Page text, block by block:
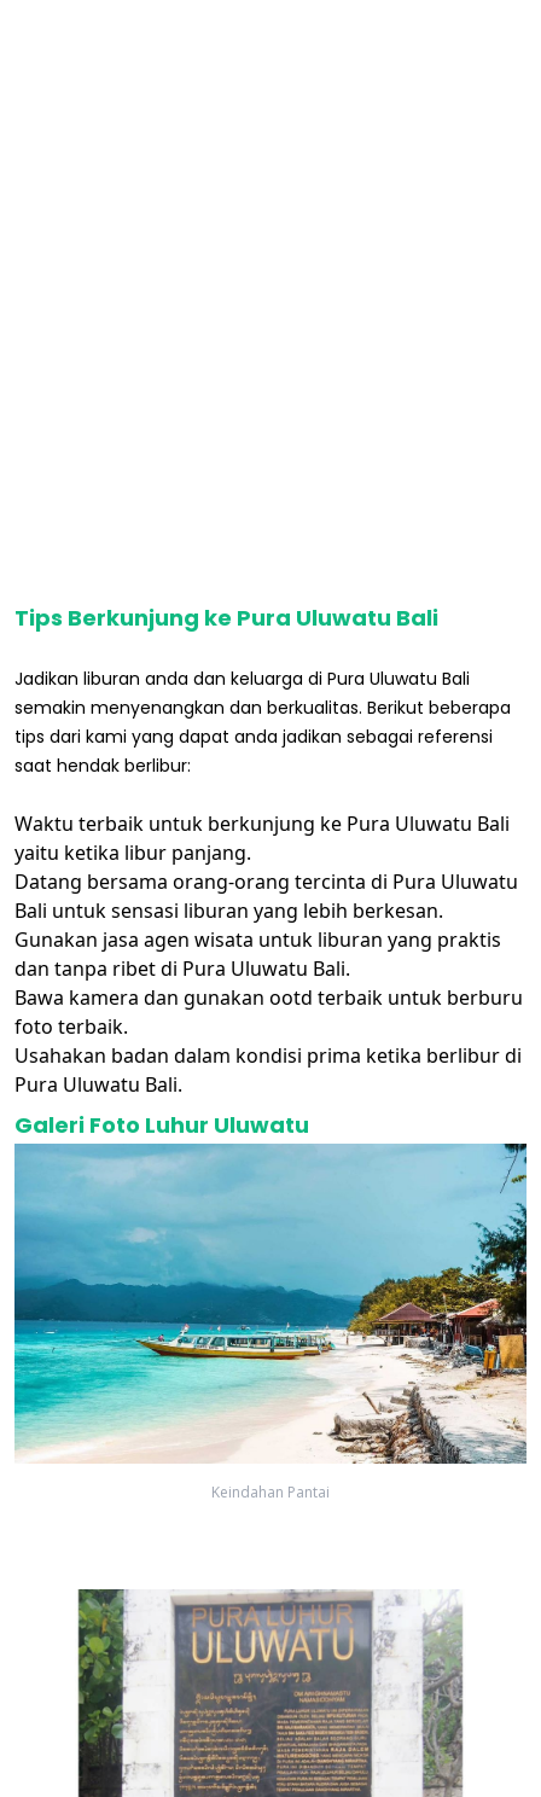
Tips Berkunjung ke Pura Uluwatu Bali
Jadikan liburan anda dan keluarga di Pura Uluwatu Bali
semakin menyenangkan dan berkualitas. Berikut beberapa
tips dari kami yang dapat anda jadikan sebagai referensi
saat hendak berlibur:
Waktu terbaik untuk berkunjung ke Pura Uluwatu Bali
yaitu ketika libur panjang.
Datang bersama orang-orang tercinta di Pura Uluwatu
Bali untuk sensasi liburan yang lebih berkesan.
Gunakan jasa agen wisata untuk liburan yang praktis
dan tanpa ribet di Pura Uluwatu Bali.
Bawa kamera dan gunakan ootd terbaik untuk berburu
foto terbaik.
Usahakan badan dalam kondisi prima ketika berlibur di
Pura Uluwatu Bali.
Galeri Foto Luhur Uluwatu
Keindahan Pantai